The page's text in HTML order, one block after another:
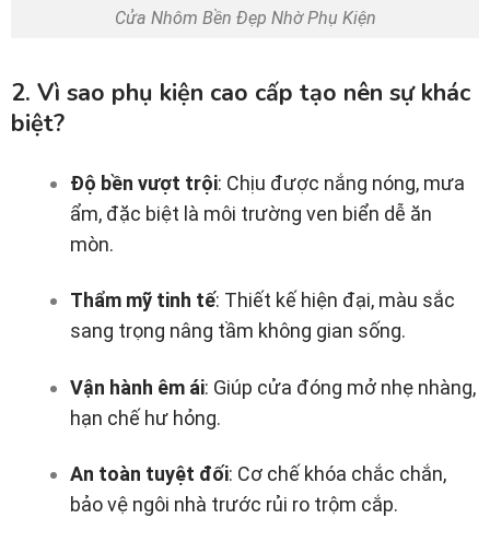
Cửa Nhôm Bền Đẹp Nhờ Phụ Kiện
2. Vì sao phụ kiện cao cấp tạo nên sự khác
biệt?
Độ bền vượt trội: Chịu được nắng nóng, mưa
ẩm, đặc biệt là môi trường ven biển dễ ăn
mòn.
Thẩm mỹ tinh tế: Thiết kế hiện đại, màu sắc
sang trọng nâng tầm không gian sống.
Vận hành êm ái: Giúp cửa đóng mở nhẹ nhàng,
hạn chế hư hỏng.
An toàn tuyệt đối: Cơ chế khóa chắc chắn,
bảo vệ ngôi nhà trước rủi ro trộm cắp.